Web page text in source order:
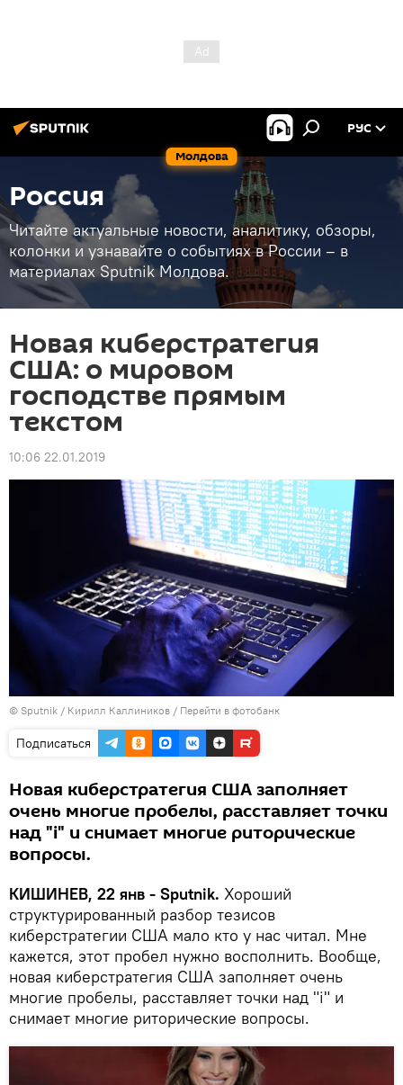
Молдова
РУС
Россия
Читайте актуальные новости, аналитику, обзоры,
колонки и узнавайте о событиях в России – в
материалах Sputnik Молдова.
Новая киберстратегия
США: о мировом
господстве прямым
текстом
10:06 22.01.2019
© Sputnik / Кирилл Каллиников / Перейти в фотобанк
Подписаться
Новая киберстратегия США заполняет
очень многие пробелы, расставляет точки
над "i" и снимает многие риторические
вопросы.
КИШИНЕВ, 22 янв - Sputnik. Хороший
структурированный разбор тезисов
киберстратегии США мало кто у нас читал. Мне
кажется, этот пробел нужно восполнить. Вообще,
новая киберстратегия США заполняет очень
многие пробелы, расставляет точки над "i" и
снимает многие риторические вопросы.